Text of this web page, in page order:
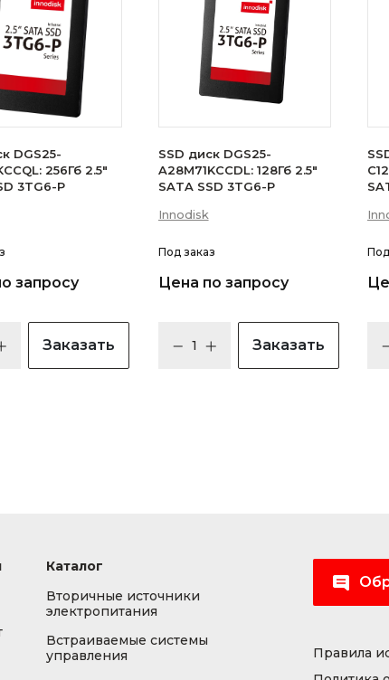
DGS25-
256Гб 2.5"
3TG6-P
запросу
Заказать
SSD диск DGS25-
A28M71KCCDL: 128Гб 2.5"
SATA SSD 3TG6-P
Innodisk
Под заказ
Цена по запросу
Заказать
Каталог
Вторичные источники
электропитания
Встраиваемые системы
управления
Правила